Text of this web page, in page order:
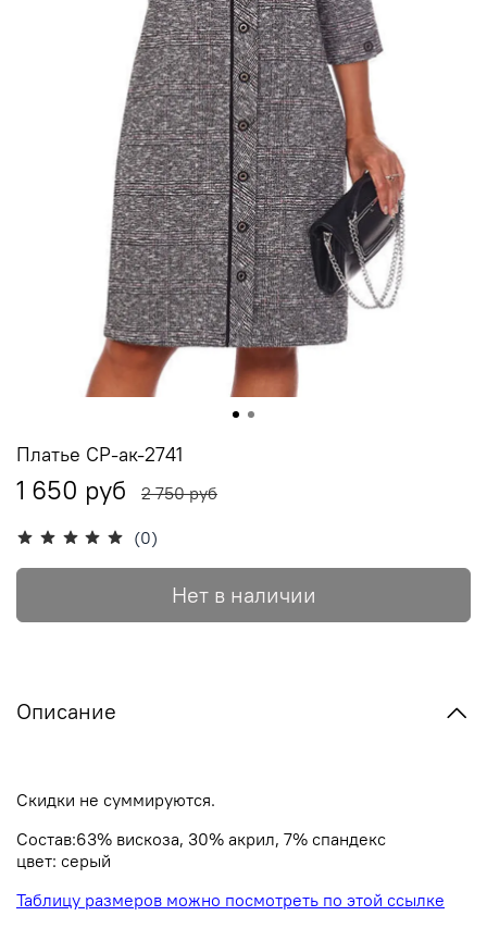
(0)
Платье СР-ак-2741
1 650 руб 2 750 руб
Нет в наличии
Описание
Скидки не суммируются.
Состав:63% вискоза, 30% акрил, 7% спандекс
цвет: серый
Таблицу размеров можно посмотреть по этой ссылке